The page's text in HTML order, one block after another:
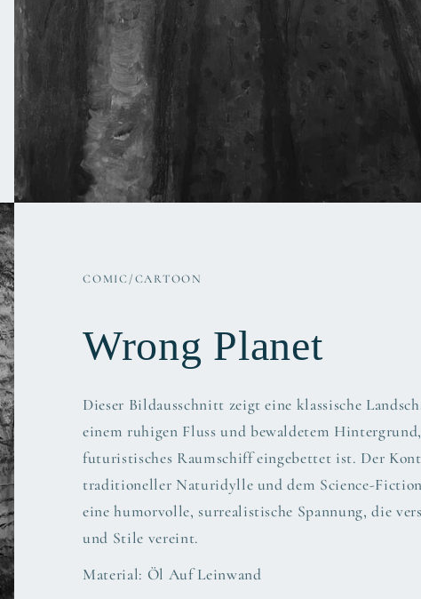
COMIC/CARTOON
Wrong Planet
Dieser Bildausschnitt zeigt eine klassische
einem ruhigen Fluss und bewaldetem
futuristisches Raumschiff eingebettet ist. Der
traditioneller Naturidylle und dem Science-
eine humorvolle, surrealistische Spannung, die
und Stile vereint.
Material: Öl Auf Leinwand